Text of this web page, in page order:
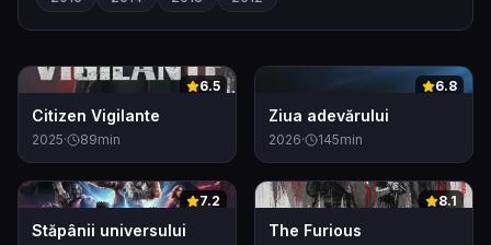
0 6.5
Citizen Vigilante
2025· 89min
6.8
Ziua adevărului
2026· 145min
0 7.2
Stăpânii universului
0 8.1
The Furious